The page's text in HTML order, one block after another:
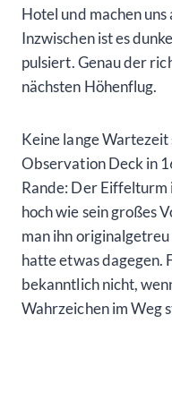
Hotel und machen
Inzwischen ist es
pulsiert. Genau der
nächsten Höhenflug.
Keine lange
Observation Deck in
Rande: Der Eiffelturm
hoch wie sein großes
man ihn
hatte etwas dagegen.
bekanntlich nicht,
Wahrzeichen im Weg